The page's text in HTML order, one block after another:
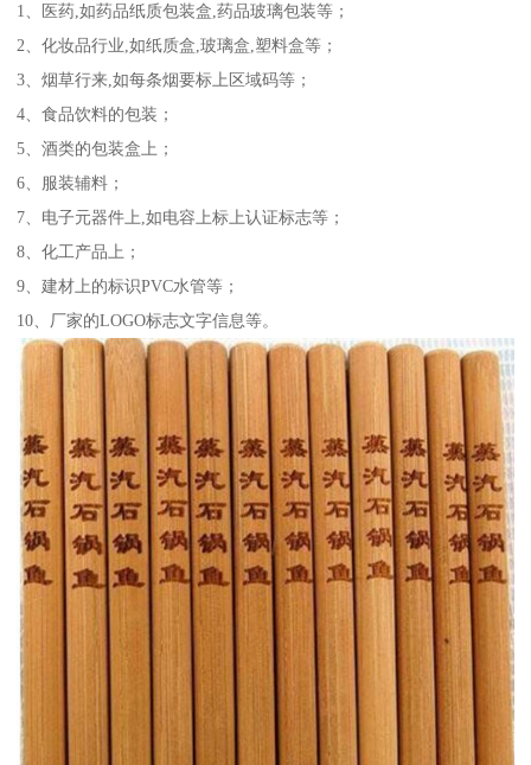
1、医药,如药品纸质包装盒,药品玻璃包装等；
2、化妆品行业,如纸质盒,玻璃盒,塑料盒等；
3、烟草行来,如每条烟要标上区域码等；
4、食品饮料的包装；
5、酒类的包装盒上；
6、服装辅料；
7、电子元器件上,如电容上标上认证标志等；
8、化工产品上；
9、建材上的标识PVC水管等；
10、厂家的LOGO标志文字信息等。